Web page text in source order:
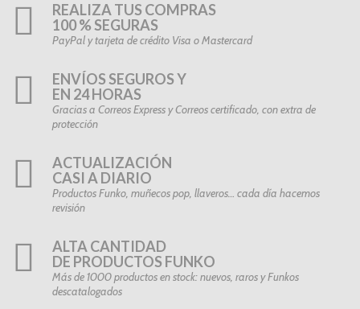
REALIZA TUS COMPRAS
100 % SEGURAS
PayPal y tarjeta de crédito Visa o Mastercard
ENVÍOS SEGUROS Y
EN 24 HORAS
Gracias a Correos Express y Correos certificado, con extra de
protección
ACTUALIZACIÓN
CASI A DIARIO
Productos Funko, muñecos pop, llaveros… cada día hacemos
revisión
ALTA CANTIDAD
DE PRODUCTOS FUNKO
Más de 1000 productos en stock: nuevos, raros y Funkos
descatalogados